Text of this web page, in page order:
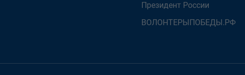
Президент России
ВОЛОНТЕРЫПОБЕДЫ.РФ